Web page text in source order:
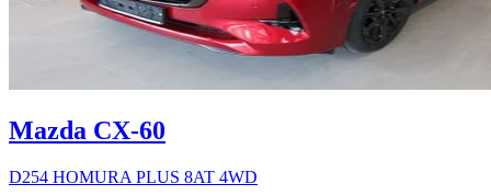
Mazda CX-60
D254 HOMURA PLUS 8AT 4WD